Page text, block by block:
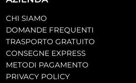
CHI SIAMO
DOMANDE FREQUENTI
TRASPORTO GRATUITO
CONSEGNE EXPRESS
METODI PAGAMENTO
PRIVACY POLICY